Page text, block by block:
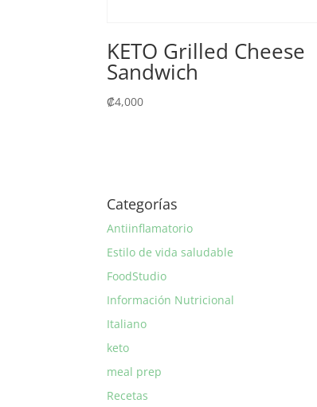
KETO Grilled Cheese
Sandwich
₡4,000
Categorías
Antiinflamatorio
Estilo de vida saludable
FoodStudio
Información Nutricional
Italiano
keto
meal prep
Recetas